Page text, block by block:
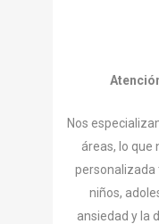
Nos
áreas, lo
personalizada
niños,
ansiedad y la